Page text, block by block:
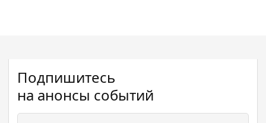
Подпишитесь
на анонсы событий